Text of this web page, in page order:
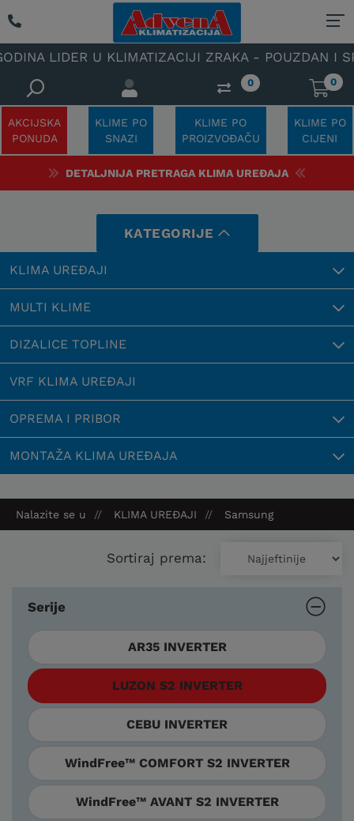
U KLIMATIZACIJI ZRAKA - POUZDAN I
0 0
AKCIJSKA
PONUDA
KLIME PO
SNAZI
KLIME PO
PROIZVOĐAČU
KLIME PO
CIJENI
DETALJNIJA PRETRAGA KLIMA UREĐAJA
KATEGORIJE
KLIMA UREĐAJI
MULTI KLIME
DIZALICE TOPLINE
VRF KLIMA UREĐAJI
OPREMA I PRIBOR
MONTAŽA KLIMA UREĐAJA
Nalazite se u KLIMA UREĐAJI Samsung
Sortiraj prema:
Serije
AR35 INVERTER
LUZON S2 INVERTER
CEBU INVERTER
WindFree™ COMFORT S2 INVERTER
WindFree™ AVANT S2 INVERTER